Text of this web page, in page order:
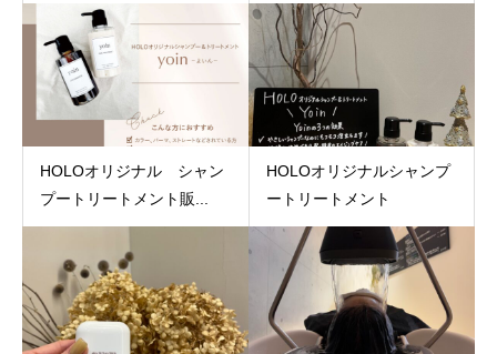
HOLOオリジナル シャン
プートリートメント販...
HOLOオリジナルシャンプ
ートリートメント